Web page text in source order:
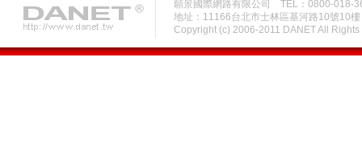
願景國際網路有限公司 TEL：0800-018-
地址：11166台北市士林區基河路10號10
Copyright (c) 2006-2011 DANET All